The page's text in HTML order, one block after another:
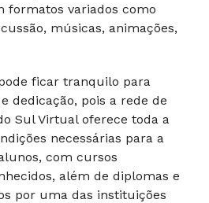
formatos variados como
músicas, animações,
ficar tranquilo para
dedicação, pois a rede de
Sul Virtual oferece toda a
necessárias para a
com cursos
além de diplomas e
por uma das instituições